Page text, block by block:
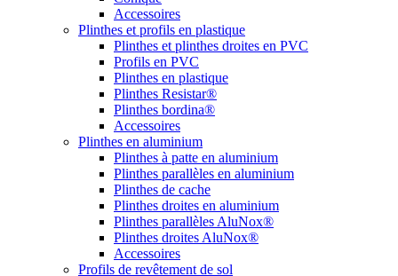
Accessoires
Plinthes et profils en plastique
Plinthes et plinthes droites en PVC
Profils en PVC
Plinthes en plastique
Plinthes Resistar®
Plinthes bordina®
Accessoires
Plinthes en aluminium
Plinthes à patte en aluminium
Plinthes parallèles en aluminium
Plinthes de cache
Plinthes droites en aluminium
Plinthes parallèles AluNox®
Plinthes droites AluNox®
Accessoires
Profils de revêtement de sol